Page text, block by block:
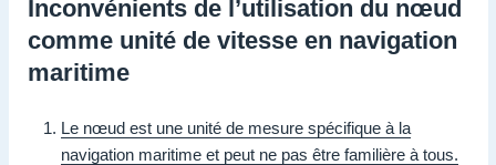
Inconvénients de l’utilisation du nœud
comme unité de vitesse en navigation
maritime
Le nœud est une unité de mesure spécifique à la
navigation maritime et peut ne pas être familière à tous.